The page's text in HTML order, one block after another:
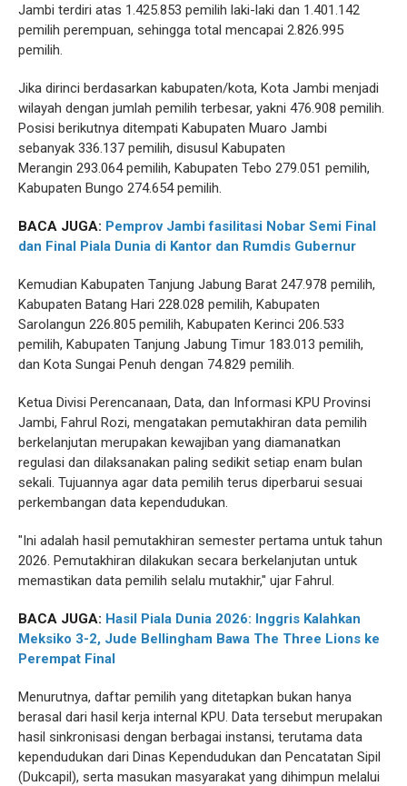
Jambi terdiri atas 1.425.853 pemilih laki-laki dan 1.401.142
pemilih perempuan, sehingga total mencapai 2.826.995
pemilih.
Jika dirinci berdasarkan kabupaten/kota, Kota Jambi menjadi
wilayah dengan jumlah pemilih terbesar, yakni 476.908 pemilih.
Posisi berikutnya ditempati Kabupaten Muaro Jambi
sebanyak 336.137 pemilih, disusul Kabupaten
Merangin 293.064 pemilih, Kabupaten Tebo 279.051 pemilih,
Kabupaten Bungo 274.654 pemilih.
BACA JUGA: Pemprov Jambi fasilitasi Nobar Semi Final
dan Final Piala Dunia di Kantor dan Rumdis Gubernur
Kemudian Kabupaten Tanjung Jabung Barat 247.978 pemilih,
Kabupaten Batang Hari 228.028 pemilih, Kabupaten
Sarolangun 226.805 pemilih, Kabupaten Kerinci 206.533
pemilih, Kabupaten Tanjung Jabung Timur 183.013 pemilih,
dan Kota Sungai Penuh dengan 74.829 pemilih.
Ketua Divisi Perencanaan, Data, dan Informasi KPU Provinsi
Jambi, Fahrul Rozi, mengatakan pemutakhiran data pemilih
berkelanjutan merupakan kewajiban yang diamanatkan
regulasi dan dilaksanakan paling sedikit setiap enam bulan
sekali. Tujuannya agar data pemilih terus diperbarui sesuai
perkembangan data kependudukan.
"Ini adalah hasil pemutakhiran semester pertama untuk tahun
2026. Pemutakhiran dilakukan secara berkelanjutan untuk
memastikan data pemilih selalu mutakhir," ujar Fahrul.
BACA JUGA: Hasil Piala Dunia 2026: Inggris Kalahkan
Meksiko 3-2, Jude Bellingham Bawa The Three Lions ke
Perempat Final
Menurutnya, daftar pemilih yang ditetapkan bukan hanya
berasal dari hasil kerja internal KPU. Data tersebut merupakan
hasil sinkronisasi dengan berbagai instansi, terutama data
kependudukan dari Dinas Kependudukan dan Pencatatan Sipil
(Dukcapil), serta masukan masyarakat yang dihimpun melalui